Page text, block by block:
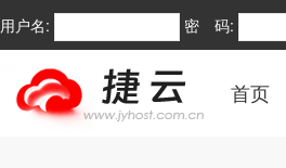
用户名: 密 码:
首页